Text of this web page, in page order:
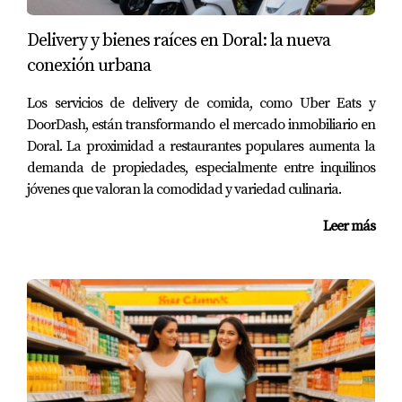
mayor conocimiento del mercado y tolerancia a gastos
adicionales.
¿Te gustaría recibir un análisis personalizado
según tu presupuesto? Contacta con expertos que
puedan guiarte paso a paso hacia una inversión
exitosa.
Casos prácticos de inversión en
Doral Park: Inversión accesible con alta
demanda residencial
Carlos, un inversionista latinoamericano, adquirió un
apartamento de dos habitaciones por $380,000 con cuota
HOA mensual de $340. Alquilarlo por $2,250 generó un
Delivery y bienes raíces en Doral: la nueva
conexión urbana
Los servicios de delivery de comida, como Uber Eats y
DoorDash, están transformando el mercado inmobiliario en
Doral. La proximidad a restaurantes populares aumenta la
demanda de propiedades, especialmente entre inquilinos
jóvenes que valoran la comodidad y variedad culinaria.
Leer más